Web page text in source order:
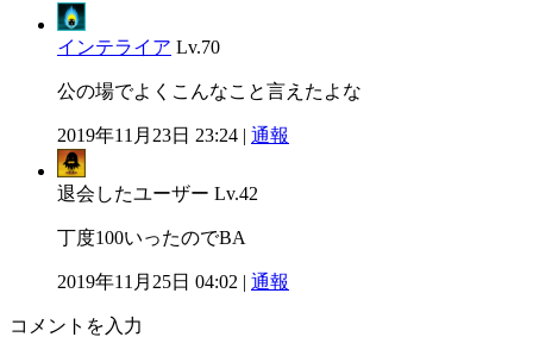
インテライア Lv.70
公の場でよくこんなこと言えたよな
2019年11月23日 23:24 | 通報
退会したユーザー Lv.42
丁度100いったのでBA
2019年11月25日 04:02 | 通報
コメントを入力